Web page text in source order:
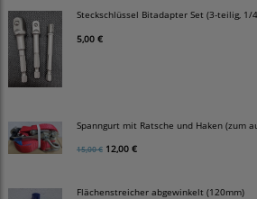
Steckschlüssel Bitadapter Set (3-teilig,
5,00 €
Spanngurt mit Ratsche und Haken (zum
15,00 € 12,00 €
Flächenstreicher abgewinkelt (120mm)